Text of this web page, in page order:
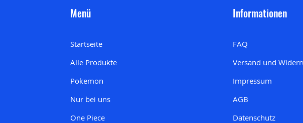
Menü
Startseite
Alle Produkte
Pokemon
Nur bei uns
One Piece
Informationen
FAQ
Versand und
Impressum
AGB
Datenschutz